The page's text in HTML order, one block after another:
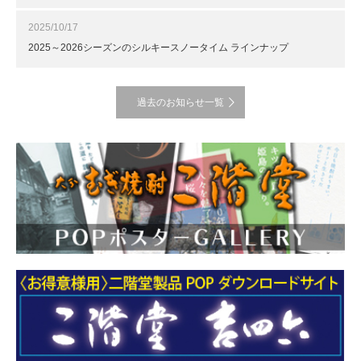
2025/10/17
2025～2026シーズンのシルキースノータイム ラインナップ
過去のお知らせ一覧